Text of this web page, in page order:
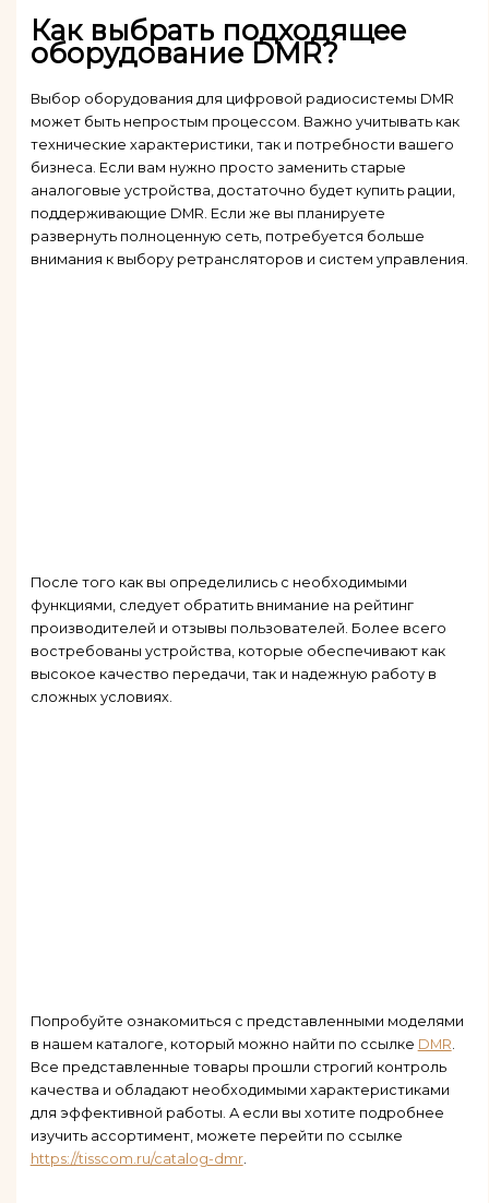
Как выбрать подходящее
оборудование DMR?
Выбор оборудования для цифровой радиосистемы DMR
может быть непростым процессом. Важно учитывать как
технические характеристики, так и потребности вашего
бизнеса. Если вам нужно просто заменить старые
аналоговые устройства, достаточно будет купить рации,
поддерживающие DMR. Если же вы планируете
развернуть полноценную сеть, потребуется больше
внимания к выбору ретрансляторов и систем управления.
После того как вы определились с необходимыми
функциями, следует обратить внимание на рейтинг
производителей и отзывы пользователей. Более всего
востребованы устройства, которые обеспечивают как
высокое качество передачи, так и надежную работу в
сложных условиях.
Попробуйте ознакомиться с представленными моделями
в нашем каталоге, который можно найти по ссылке DMR
Все представленные товары прошли строгий контроль
качества и обладают необходимыми характеристиками
для эффективной работы. А если вы хотите подробнее
изучить ассортимент, можете перейти по ссылке
https://tisscom.ru/catalog-dmr.